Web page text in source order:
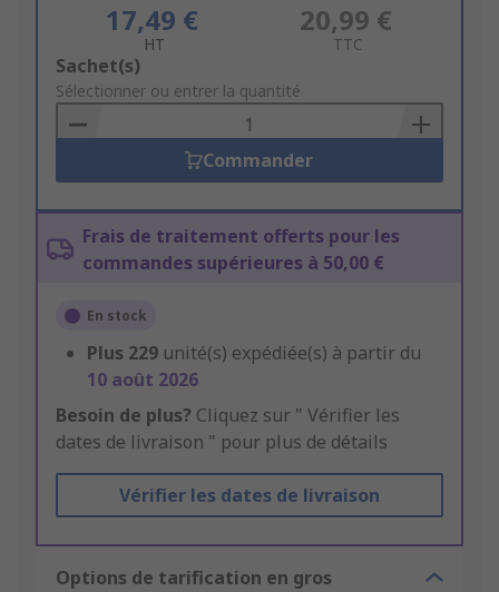
17,49 €
HT
20,99 €
TTC
Add
to
Basket
Sachet(s)
Sélectionner ou entrer la quantité
Commander
Frais de traitement offerts pour les
commandes supérieures à 50,00 €
En stock
Plus 229 unité(s) expédiée(s) à partir du
10 août 2026
Besoin de plus? Cliquez sur " Vérifier les
dates de livraison " pour plus de détails
Vérifier les dates de livraison
Options de tarification en gros